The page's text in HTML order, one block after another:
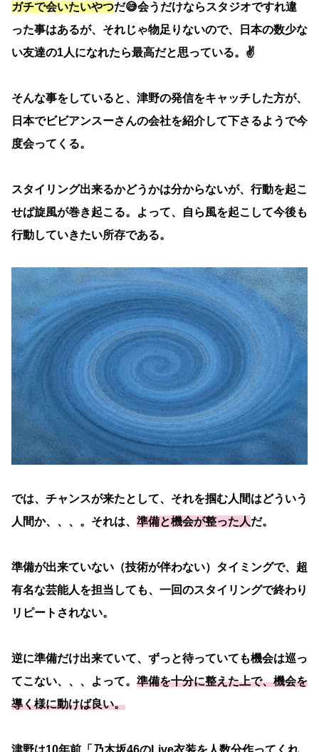
ガチで会いたいやつだ😅会うだけならスタジオですれ違
った事はあるが、それじゃ物足りないので、日本の数少な
い友達の1人になれたら最高だと思っている。✌️
そんな事をしていると、津野の発信をキャッチした方が、
日本でビビアンスーさんの会社を紹介して下さるようで今
度会ってくる。
スタイリング出来るかどうかは分からないが、行動を起こ
せば旋風が巻き起こる。よって、自ら風を起こして今後も
行動していきたい所存である。
では、チャンスが来たとして、それを掴む人間はどういう
人間か、、、。それは、 準備と機会が整った人だ。
準備が出来ていない（技術が伴わない）タイミングで、超
有名な芸能人を担当しても、一回のスタイリングで終わり
リピートされない。
逆に準備だけ出来ていて、ずっと待っていても機会は巡っ
てこない、、、よって。 準備を十分に整えた上で、機会を
導く様に動けば良い。